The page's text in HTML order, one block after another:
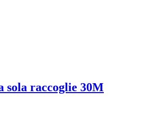
sola raccoglie 30M